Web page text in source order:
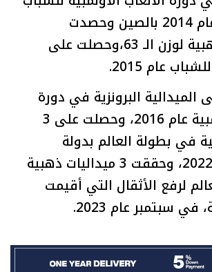
في نانجينج، عام 2014 بالصين وحصدت
الميدالية الذهبية لوزن الـ 63،وحصلت على
عام 2015.
البرونزية في دورة
الألعاب الأولمبية عام 2016، وحصلت على 3
في بطولة العالم بدولة
كولومبيا عام 2022، وحققت 3 ميداليات ذهبية
لرفع الأثقال التي أقيمت
سبتمبر عام 2023.